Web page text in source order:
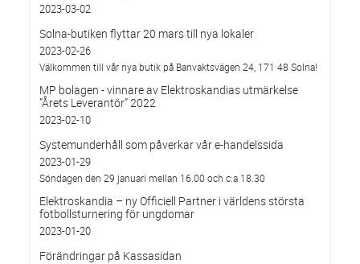
2023-03-02
Solna-butiken flyttar 20 mars till nya lokaler
2023-02-26
Välkommen till vår nya butik på Banvaktsvägen 24, 171 48 Solna!
MP bolagen - vinnare av Elektroskandias utmärkelse
”Årets Leverantör” 2022
2023-02-10
Systemunderhåll som påverkar vår e-handelssida
2023-01-29
Söndagen den 29 januari mellan 16.00 och c:a 18.30
Elektroskandia – ny Officiell Partner i världens största
fotbollsturnering för ungdomar
2023-01-20
Förändringar på Kassasidan